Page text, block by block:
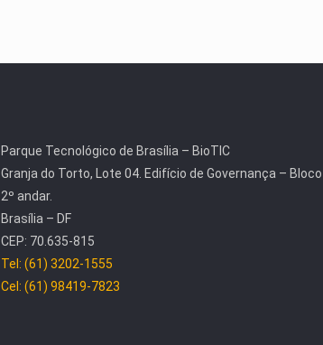
Parque Tecnológico de Brasília – BioTIC
Granja do Torto, Lote 04. Edifício de Governança – Bloco
2º andar.
Brasília – DF
CEP: 70.635-815
Tel: (61) 3202-1555
Cel: (61) 98419-7823